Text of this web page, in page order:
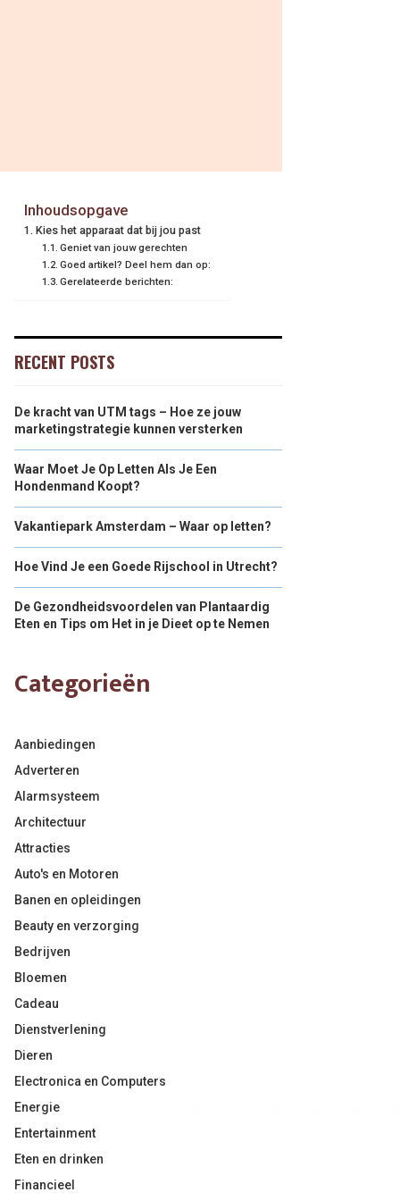
Inhoudsopgave
Kies het apparaat dat bij jou past
Geniet van jouw gerechten
Goed artikel? Deel hem dan op:
Gerelateerde berichten:
RECENT POSTS
De kracht van UTM tags – Hoe ze jouw
marketingstrategie kunnen versterken
Waar Moet Je Op Letten Als Je Een
Hondenmand Koopt?
Vakantiepark Amsterdam – Waar op letten?
Hoe Vind Je een Goede Rijschool in Utrecht?
De Gezondheidsvoordelen van Plantaardig
Eten en Tips om Het in je Dieet op te Nemen
Categorieën
Aanbiedingen
Adverteren
Alarmsysteem
Architectuur
Attracties
Auto's en Motoren
Banen en opleidingen
Beauty en verzorging
Bedrijven
Bloemen
Cadeau
Dienstverlening
Dieren
Electronica en Computers
Energie
Entertainment
Eten en drinken
Financieel